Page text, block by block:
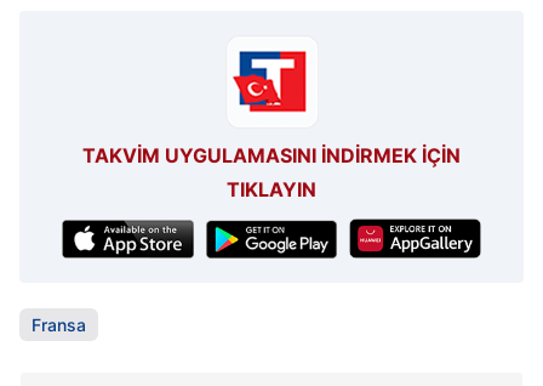
TAKVİM UYGULAMASINI İNDİRMEK İÇİN
TIKLAYIN
Fransa